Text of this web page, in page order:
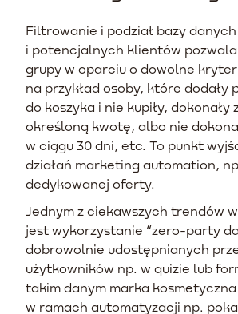
Filtrowanie i podział bazy
i potencjalnych klientów
grupy w oparciu o dowolne
na przykład osoby, które dodały
do koszyka i nie kupiły, dokonały
określoną kwotę, albo nie
w ciągu 30 dni, etc. To punkt
działań marketing automation,
dedykowanej oferty.
Jednym z ciekawszych trendów
jest wykorzystanie “zero-party
dobrowolnie udostępnianych
użytkowników np. w quizie lub
takim danym marka kosmetyczna
w ramach automatyzacji np.